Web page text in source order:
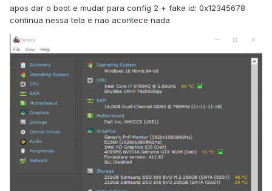
apos dar o boot e mudar para config 2 + fake id: 0x12345678
continua nessa tela e nao acontece nada